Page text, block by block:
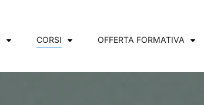
CORSI OFFERTA FORMATIVA